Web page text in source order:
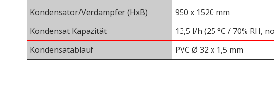
Kondensator/Verdampfer (HxB)
950 x 1520 mm
Kondensat Kapazität
13,5 l/h (25 °C / 70% RH,
Kondensatablauf
PVC Ø 32 x 1,5 mm